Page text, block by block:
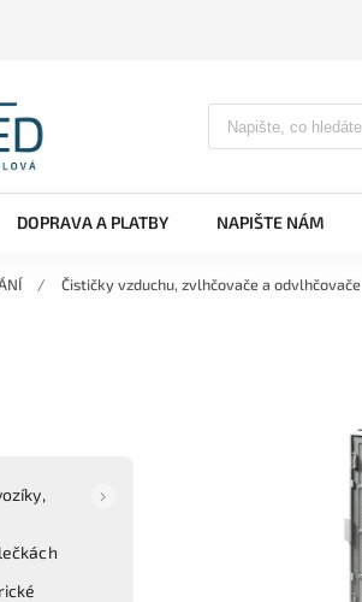
DOPRAVA A PLATBY NAPIŠTE NÁM
/ Čističky vzduchu, zvlhčovače a odvlhčovače